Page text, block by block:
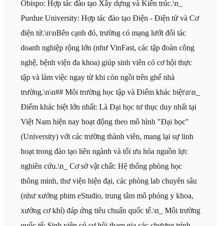
Obispo: Hợp tác đào tạo Xây dựng và Kiến trúc.\n_
Purdue University: Hợp tác đào tạo Điện - Điện tử và Cơ
điện tử.\n\nBên cạnh đó, trường có mạng lưới đối tác
doanh nghiệp rộng lớn (như VinFast, các tập đoàn công
nghệ, bệnh viện đa khoa) giúp sinh viên có cơ hội thực
tập và làm việc ngay từ khi còn ngồi trên ghế nhà
trường.\n\n## Môi trường học tập và Điểm khác biệt\n\n_
Điểm khác biệt lớn nhất: Là Đại học tư thục duy nhất tại
Việt Nam hiện nay hoạt động theo mô hình "Đại học"
(University) với các trường thành viên, mang lại sự linh
hoạt trong đào tạo liên ngành và tối ưu hóa nguồn lực
nghiên cứu.\n_ Cơ sở vật chất: Hệ thống phòng học
thông minh, thư viện hiện đại, các phòng lab chuyên sâu
(như xưởng phim eStudio, trung tâm mô phỏng y khoa,
xưởng cơ khí) đáp ứng tiêu chuẩn quốc tế.\n_ Môi trường